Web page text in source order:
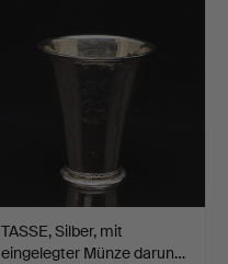
TASSE, Silber, mit
eingelegter Münze darun…